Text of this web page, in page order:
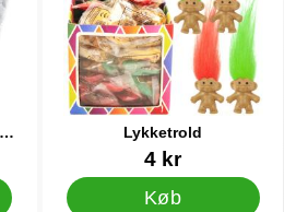
Lykketrold
Varenr 129654 kr
Køb